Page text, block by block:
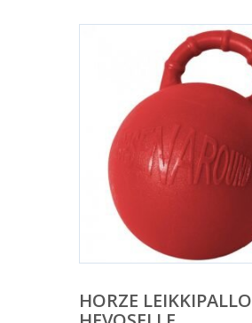
HORZE LEIKKIPALLO